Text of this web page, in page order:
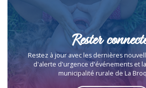
Rester
Restez à jour avec les dernières
d'alerte d'urgence d'événements et
municipalité rurale de La